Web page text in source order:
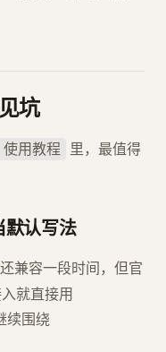
坑
用教程
里，最值得
默认写法
兼容一段时间，但官
就直接用
续围绕